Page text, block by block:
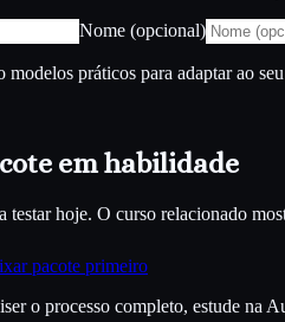
Nome (opcional)
modelos práticos para adaptar ao
em habilidade
testar hoje. O curso relacionado
pacote primeiro
o processo completo, estude